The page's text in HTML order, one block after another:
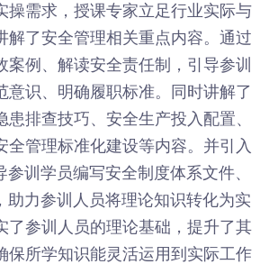
操需求，授课专家立足行业实际与
解了安全管理相关重点内容。通过
案例、解读安全责任制，引导参训
意识、明确履职标准。同时讲解了
患排查技巧、安全生产投入配置、
全管理标准化建设等内容。并引入
训学员编写安全制度体系文件、
助力参训人员将理论知识转化为实
了参训人员的理论基础，提升了其
保所学知识能灵活运用到实际工作